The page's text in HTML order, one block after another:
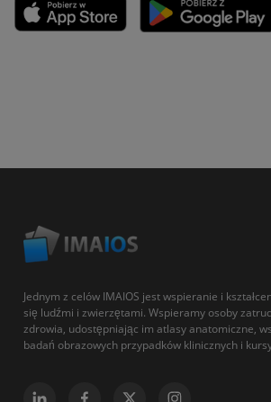
Jednym z celów IMAIOS jest wspieranie i
się ludźmi i zwierzętami. Wspieramy osoby
zdrowia, udostępniając im atlasy anatomiczne,
badań obrazowych przypadków klinicznych i